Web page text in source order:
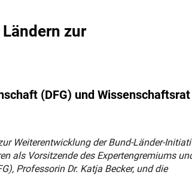
zur
(DFG) und Wissenschaftsrat
Weiterentwicklung der Bund-Länder-
als Vorsitzende des Expertengremiums
Professorin Dr. Katja Becker, und die